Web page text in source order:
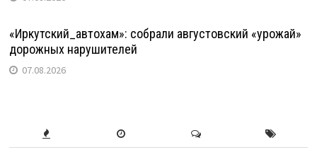
«Иркутский_автохам»: собрали августовский «урожай»
дорожных нарушителей
07.08.2026